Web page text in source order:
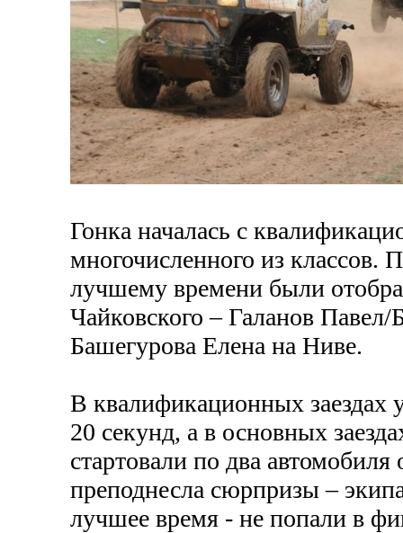
Гонка началась с
многочисленного из классов.
лучшему времени были
Чайковского – Галанов
Башегурова Елена на Ниве.
В квалификационных заездах
20 секунд, а в основных
стартовали по два
преподнесла сюрпризы –
лучшее время - не попали в